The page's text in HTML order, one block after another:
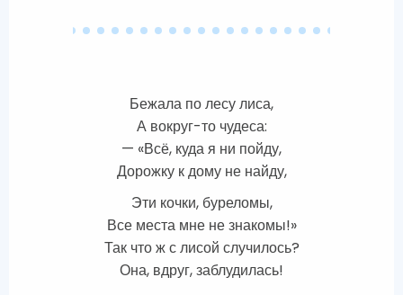
Бежала по лесу лиса,
А вокруг-то чудеса:
— «Всё, куда я ни пойду,
Дорожку к дому не найду,
Эти кочки, буреломы,
Все места мне не знакомы!»
Так что ж с лисой случилось?
Она, вдруг, заблудилась!